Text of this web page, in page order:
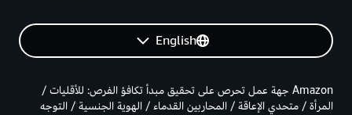
English
Amazon جهة عمل تحرص على تحقيق مبدأ تكافؤ الفرص: للأقليات /
المرأة / متحدي الإعاقة / المحاربين القدماء / الهوية الجنسية / التوجه